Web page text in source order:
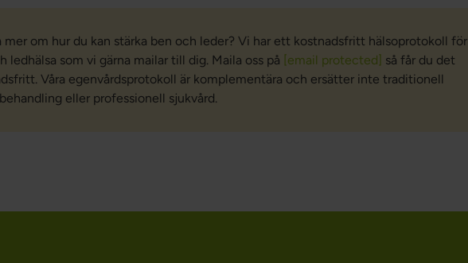
mer om hur du kan stärka ben och leder? Vi har ett kostnadsfritt hälsoprotokoll för
ledhälsa som vi gärna mailar till dig. Maila oss på [email protected] så får du det
Våra egenvårdsprotokoll är komplementära och ersätter inte traditionell
eller professionell sjukvård.